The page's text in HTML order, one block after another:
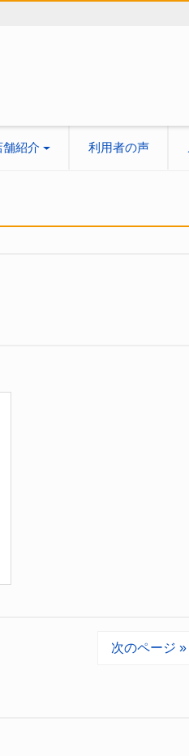
舗紹介 利用者の声
次のページ »